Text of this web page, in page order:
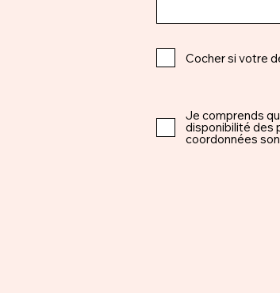
Cocher si votre
Je comprends
disponibilité des
coordonnées